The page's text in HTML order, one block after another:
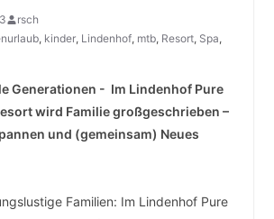
rsch
, kinder, Lindenhof, mtb, Resort, Spa,
Generationen ­- ­ ­Im Lindenhof Pure
wird Familie großgeschrieben –
und (gemeinsam) Neues
Familien: Im Lindenhof Pure